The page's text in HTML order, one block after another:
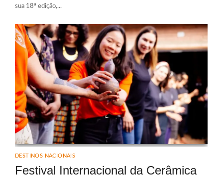
sua 18ª edição,...
DESTINOS NACIONAIS
Festival Internacional da Cerâmica